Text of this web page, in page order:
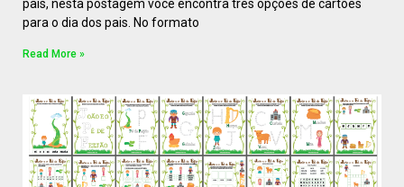
pais, nesta postagem você encontra três opções de cartões
para o dia dos pais. No formato
Read More »